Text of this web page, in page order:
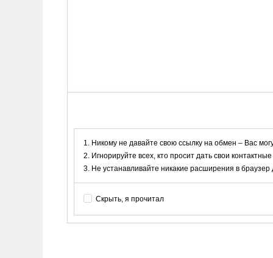
Никому не давайте свою ссылку на обмен – Вас
Игнорируйте всех, кто просит дать свои
Не устанавливайте никакие расширения в
Скрыть, я прочитал